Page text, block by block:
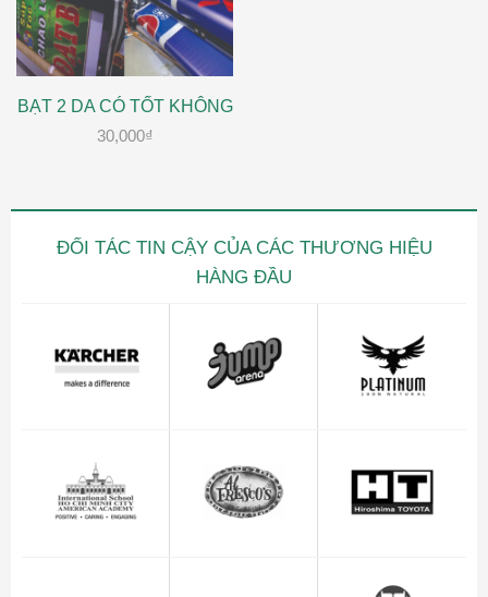
BẠT 2 DA CÓ TỐT KHÔNG
30,000₫
ĐỐI TÁC TIN CẬY CỦA CÁC THƯƠNG HIỆU
HÀNG ĐẦU